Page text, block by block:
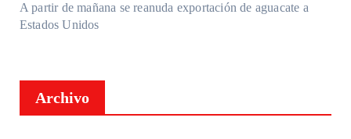
A partir de mañana se reanuda exportación de aguacate a
Estados Unidos
Archivo